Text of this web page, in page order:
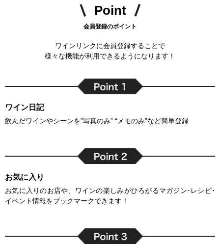
Point
会員登録のポイント
ワインリンクに会員登録することで
様々な機能が利用できるようになります！
ワイン日記
飲んだワインやシーンを”写真のみ” “メモのみ”など簡単登録
お気に入り
お気に入りのお店や、ワインの楽しみがひろがるマガジン･レシピ･
イベント情報をブックマークできます！